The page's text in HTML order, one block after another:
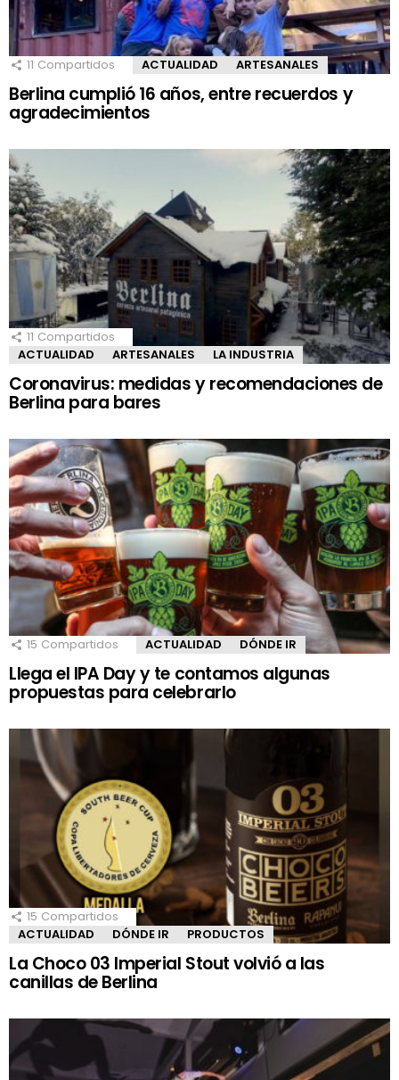
11 Compartidos ACTUALIDAD ARTESANALES
Berlina cumplió 16 años, entre recuerdos y
agradecimientos
11 Compartidos
ACTUALIDAD
ARTESANALES LA INDUSTRIA
Coronavirus: medidas y recomendaciones de
Berlina para bares
15 Compartidos ACTUALIDAD DÓNDE IR
Llega el IPA Day y te contamos algunas
propuestas para celebrarlo
15 Compartidos
ACTUALIDAD
DÓNDE IR PRODUCTOS
La Choco 03 Imperial Stout volvió a las
canillas de Berlina